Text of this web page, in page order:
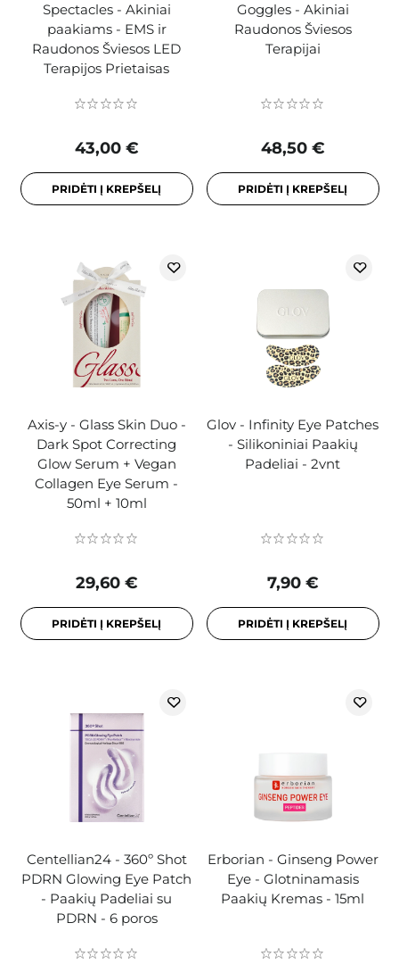
Spectacles - Akiniai
paakiams - EMS ir
Raudonos Šviesos LED
Terapijos Prietaisas
43,00 €
PRIDĖTI Į KREPŠELĮ
Goggles - Akiniai
Raudonos Šviesos
Terapijai
48,50 €
PRIDĖTI Į KREPŠELĮ
Axis-y - Glass Skin Duo -
Dark Spot Correcting
Glow Serum + Vegan
Collagen Eye Serum -
50ml + 10ml
29,60 €
PRIDĖTI Į KREPŠELĮ
Glov - Infinity Eye Patches
- Silikoniniai Paakių
Padeliai - 2vnt
7,90 €
PRIDĖTI Į KREPŠELĮ
Centellian24 - 360º Shot
PDRN Glowing Eye Patch
- Paakių Padeliai su
PDRN - 6 poros
Erborian - Ginseng Power
Eye - Glotninamasis
Paakių Kremas - 15ml